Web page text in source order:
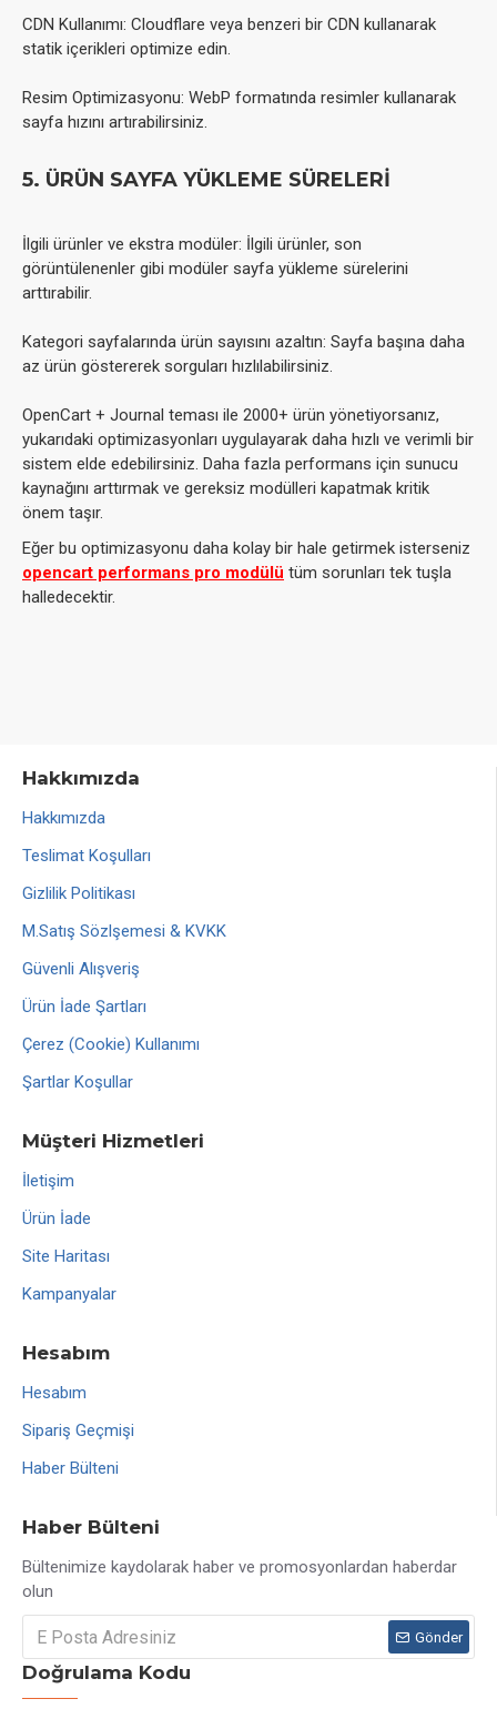
CDN Kullanımı: Cloudflare veya benzeri bir CDN kullanarak
statik içerikleri optimize edin.
Resim Optimizasyonu: WebP formatında resimler kullanarak
sayfa hızını artırabilirsiniz.
5. ÜRÜN SAYFA YÜKLEME SÜRELERİ
İlgili ürünler ve ekstra modüler: İlgili ürünler, son
görüntülenenler gibi modüler sayfa yükleme sürelerini
arttırabilir.
Kategori sayfalarında ürün sayısını azaltın: Sayfa başına daha
az ürün göstererek sorguları hızlılabilirsiniz.
OpenCart + Journal teması ile 2000+ ürün yönetiyorsanız,
yukarıdaki optimizasyonları uygulayarak daha hızlı ve verimli bir
sistem elde edebilirsiniz. Daha fazla performans için sunucu
kaynağını arttırmak ve gereksiz modülleri kapatmak kritik
önem taşır.
Eğer bu optimizasyonu daha kolay bir hale getirmek isterseniz
opencart performans pro modülü tüm sorunları tek tuşla
halledecektir.
Hakkımızda
Hakkımızda
Teslimat Koşulları
Gizlilik Politikası
M.Satış Sözlşemesi & KVKK
Güvenli Alışveriş
Ürün İade Şartları
Çerez (Cookie) Kullanımı
Şartlar Koşullar
Müşteri Hizmetleri
İletişim
Ürün İade
Site Haritası
Kampanyalar
Hesabım
Hesabım
Sipariş Geçmişi
Haber Bülteni
Haber Bülteni
Bültenimize kaydolarak haber ve promosyonlardan haberdar
olun
Gönder
Doğrulama Kodu